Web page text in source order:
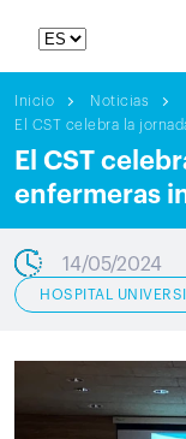
Inicio
Noticias
El CST celebra la
El CST
enfermeras
14/05/2024
HOSPITAL